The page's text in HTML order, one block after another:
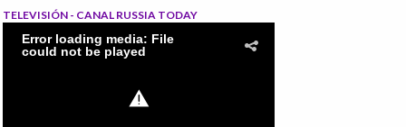
TELEVISIÓN - CANAL RUSSIA TODAY